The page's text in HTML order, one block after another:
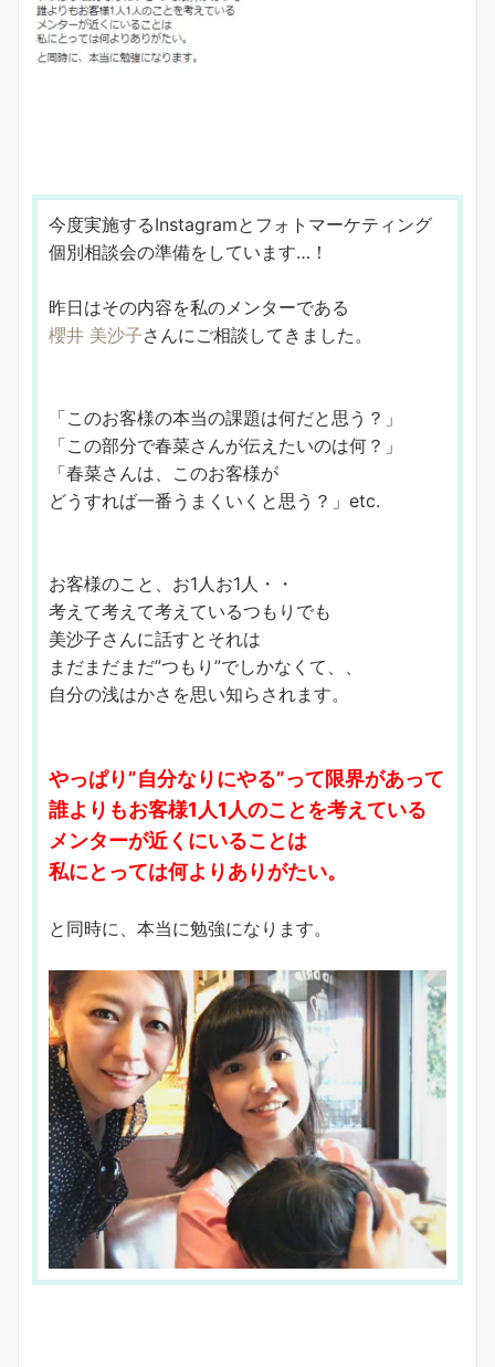
今度実施するInstagramとフォトマーケティング
個別相談会の準備をしています…！
昨日はその内容を私のメンターである
櫻井 美沙子さんにご相談してきました。
「このお客様の本当の課題は何だと思う？」
「この部分で春菜さんが伝えたいのは何？」
「春菜さんは、このお客様が
どうすれば一番うまくいくと思う？」etc.
お客様のこと、お1人お1人・・
考えて考えて考えているつもりでも
美沙子さんに話すとそれは
まだまだまだ”つもり”でしかなくて、、
自分の浅はかさを思い知らされます。
やっぱり”自分なりにやる”って限界があって
誰よりもお客様1人1人のことを考えている
メンターが近くにいることは
私にとっては何よりありがたい。
と同時に、本当に勉強になります。